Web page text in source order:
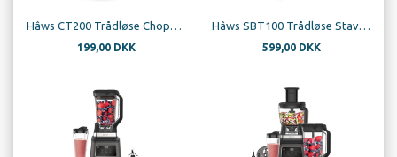
Hâws CT200 Trådløse Chopper glas
199,00 DKK
Hâws SBT100 Trådløse Stavblender
599,00 DKK